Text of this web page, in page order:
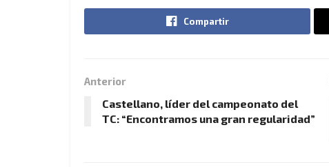
Compartir
Anterior
Castellano, líder del campeonato del
TC: “Encontramos una gran regularidad”